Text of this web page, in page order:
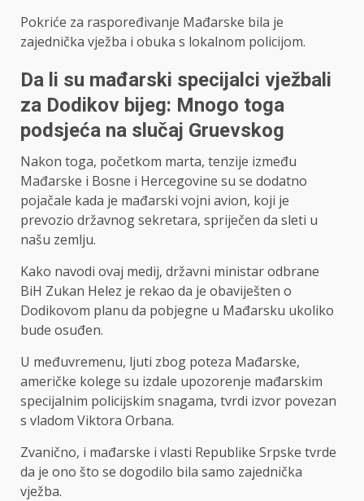
Pokriće za raspoređivanje Mađarske bila je
zajednička vježba i obuka s lokalnom policijom.
Da li su mađarski specijalci vježbali
za Dodikov bijeg: Mnogo toga
podsjeća na slučaj Gruevskog
Nakon toga, početkom marta, tenzije između
Mađarske i Bosne i Hercegovine su se dodatno
pojačale kada je mađarski vojni avion, koji je
prevozio državnog sekretara, spriječen da sleti u
našu zemlju.
Kako navodi ovaj medij, državni ministar odbrane
BiH Zukan Helez je rekao da je obaviješten o
Dodikovom planu da pobjegne u Mađarsku ukoliko
bude osuđen.
U međuvremenu, ljuti zbog poteza Mađarske,
američke kolege su izdale upozorenje mađarskim
specijalnim policijskim snagama, tvrdi izvor povezan
s vladom Viktora Orbana.
Zvanično, i mađarske i vlasti Republike Srpske tvrde
da je ono što se dogodilo bila samo zajednička
vježba.